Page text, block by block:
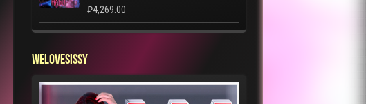
₽4,269.00
WELOVESISSY